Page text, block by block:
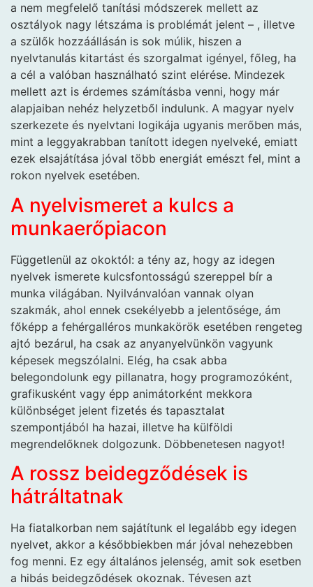
a nem megfelelő tanítási módszerek mellett az
osztályok nagy létszáma is problémát jelent – , illetve
a szülők hozzáállásán is sok múlik, hiszen a
nyelvtanulás kitartást és szorgalmat igényel, főleg, ha
a cél a valóban használható szint elérése. Mindezek
mellett azt is érdemes számításba venni, hogy már
alapjaiban nehéz helyzetből indulunk. A magyar nyelv
szerkezete és nyelvtani logikája ugyanis merőben más,
mint a leggyakrabban tanított idegen nyelveké, emiatt
ezek elsajátítása jóval több energiát emészt fel, mint a
rokon nyelvek esetében.
A nyelvismeret a kulcs a
munkaerőpiacon
Függetlenül az okoktól: a tény az, hogy az idegen
nyelvek ismerete kulcsfontosságú szereppel bír a
munka világában. Nyilvánvalóan vannak olyan
szakmák, ahol ennek csekélyebb a jelentősége, ám
főképp a fehérgalléros munkakörök esetében rengeteg
ajtó bezárul, ha csak az anyanyelvünkön vagyunk
képesek megszólalni. Elég, ha csak abba
belegondolunk egy pillanatra, hogy programozóként,
grafikusként vagy épp animátorként mekkora
különbséget jelent fizetés és tapasztalat
szempontjából ha hazai, illetve ha külföldi
megrendelőknek dolgozunk. Döbbenetesen nagyot!
A rossz beidegződések is
hátráltatnak
Ha fiatalkorban nem sajátítunk el legalább egy idegen
nyelvet, akkor a későbbiekben már jóval nehezebben
fog menni. Ez egy általános jelenség, amit sok esetben
a hibás beidegződések okoznak. Tévesen azt